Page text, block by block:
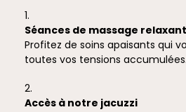
Séances de massage relaxant
Profitez de soins apaisants qui
toutes vos tensions accumulées.
Accès à notre jacuzzi